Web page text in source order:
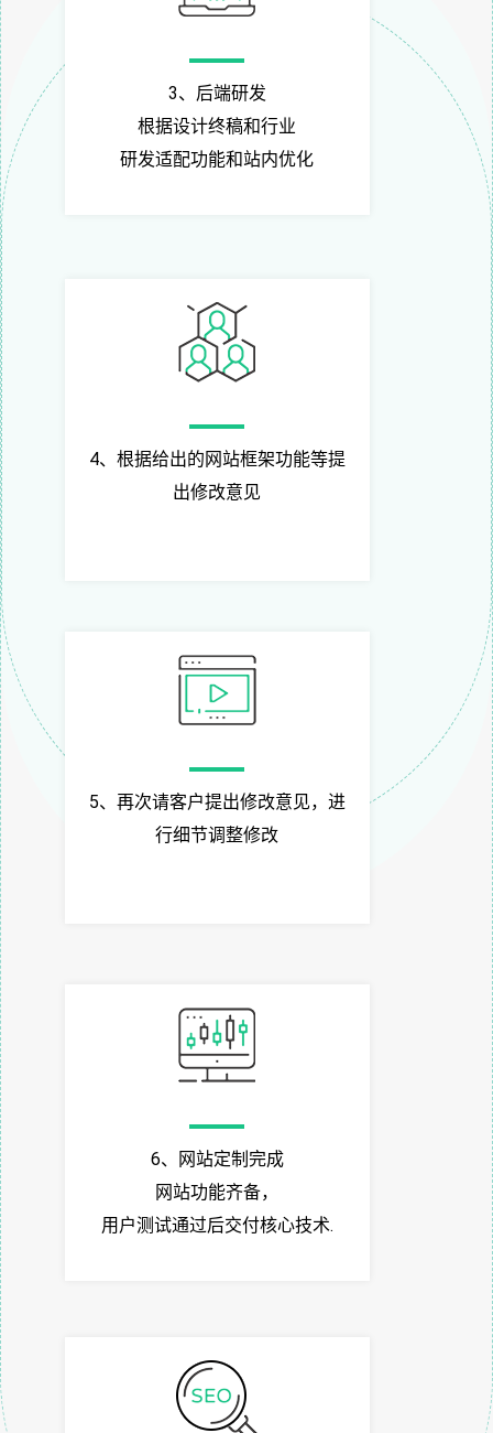
4、根据给出的网站框架功能等提
出修改意见
3、后端研发
根据设计终稿和行业
研发适配功能和站内优化
5、再次请客户提出修改意见，进
行细节调整修改
6、网站定制完成
网站功能齐备，
用户测试通过后交付核心技术.